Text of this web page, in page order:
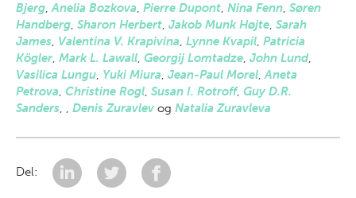
Bjerg,Anelia Bozkova, Pierre Dupont, Nina Fenn, Søren
Handberg, Sharon Herbert, Jakob Munk Højte, Sarah
James, Valentina V. Krapivina, Lynne Kvapil, Patricia
Kögler, Mark L. Lawall, Georgij Lomtadze, John Lund,
Vasilica Lungu, Yuki Miura, Jean-Paul Morel,Aneta
Petrova, Christine Rogl, Susan I. Rotroff, Guy D.R.
Sanders, , Denis Zuravlev og Natalia Zuravleva
Del: